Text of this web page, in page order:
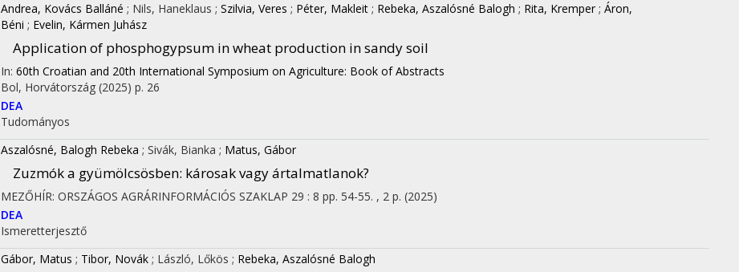
Andrea, Kovács Balláné ; Nils, Haneklaus ; Szilvia, Veres ; Péter, Makleit ; Rebeka, Aszalósné Balogh ; Rita, Kremper ; Áron,
Béni ; Evelin, Kármen Juhász
Application of phosphogypsum in wheat production in sandy soil
In: 60th Croatian and 20th International Symposium on Agriculture: Book of Abstracts
Bol, Horvátország (2025) p. 26
DEA
Tudományos
Aszalósné, Balogh Rebeka ; Sivák, Bianka ; Matus, Gábor
Zuzmók a gyümölcsösben: károsak vagy ártalmatlanok?
MEZŐHÍR: ORSZÁGOS AGRÁRINFORMÁCIÓS SZAKLAP 29 : 8 pp. 54-55. , 2 p. (2025)
DEA
Ismeretterjesztő
Gábor, Matus ; Tibor, Novák ; László, Lőkös ; Rebeka, Aszalósné Balogh